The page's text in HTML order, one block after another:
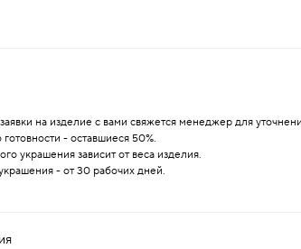
на изделие с вами свяжется менеджер для
- оставшиеся 50%.
украшения зависит от веса изделия.
- от 30 рабочих дней.